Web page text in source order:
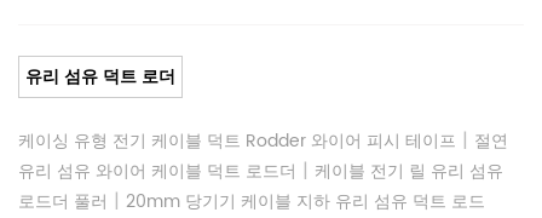
유리 섬유 덕트 로더
케이싱 유형 전기 케이블 덕트 Rodder 와이어 피시 테이프 | 절연
유리 섬유 와이어 케이블 덕트 로드더 | 케이블 전기 릴 유리 섬유
로드더 풀러 | 20mm 당기기 케이블 지하 유리 섬유 덕트 로드